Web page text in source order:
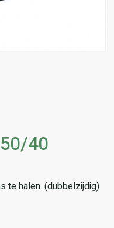
40
te halen. (dubbelzijdig)